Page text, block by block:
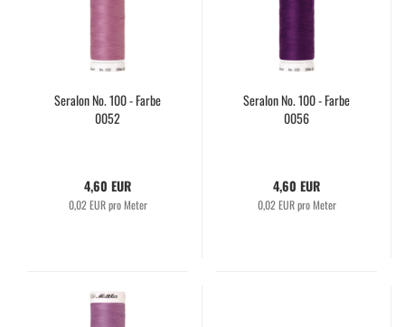
Seralon No. 100 - Farbe
0052
4,60 EUR
0,02 EUR pro Meter
Seralon No. 100 - Farbe
0056
4,60 EUR
0,02 EUR pro Meter